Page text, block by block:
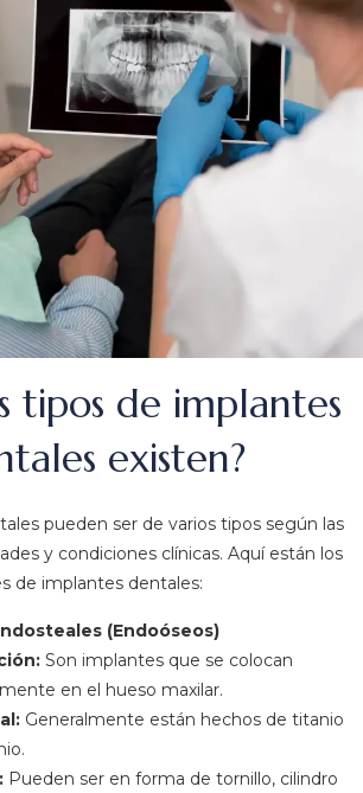
tipos de implantes
existen?
pueden ser de varios tipos según las
y condiciones clínicas. Aquí están los
de implantes dentales:
(Endoóseos)
Son implantes que se colocan
en el hueso maxilar.
Generalmente están hechos de titanio
Pueden ser en forma de tornillo, cilindro